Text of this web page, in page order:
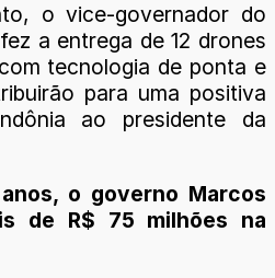
o vice-governador do
a entrega de 12 drones
tecnologia de ponta e
para uma positiva
ao presidente da
o governo Marcos
de R$ 75 milhões na